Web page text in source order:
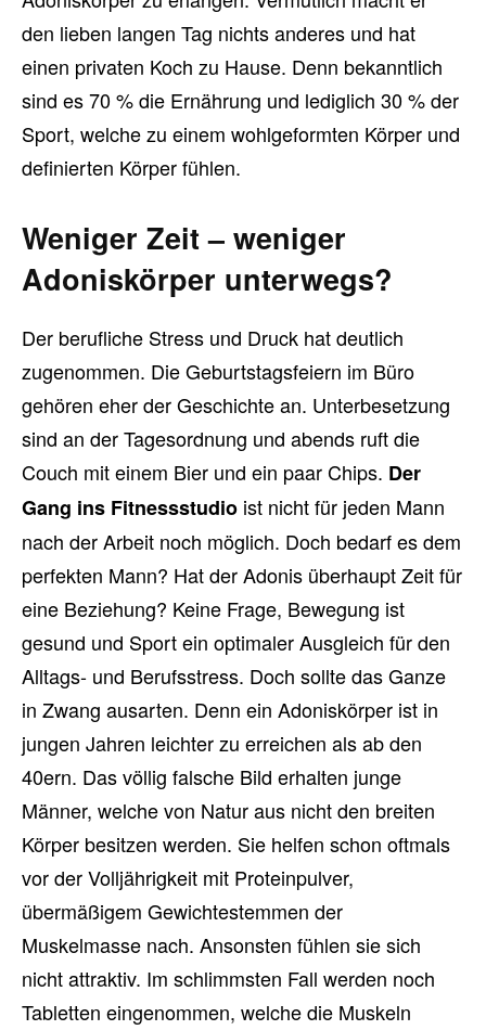
den lieben langen Tag nichts anderes und hat
einen privaten Koch zu Hause. Denn bekanntlich
sind es 70 % die Ernährung und lediglich 30 % der
Sport, welche zu einem wohlgeformten Körper und
definierten Körper fühlen.
Weniger Zeit – weniger
Adoniskörper unterwegs?
Der berufliche Stress und Druck hat deutlich
zugenommen. Die Geburtstagsfeiern im Büro
gehören eher der Geschichte an. Unterbesetzung
sind an der Tagesordnung und abends ruft die
Couch mit einem Bier und ein paar Chips. Der
Gang ins Fitnessstudio ist nicht für jeden Mann
nach der Arbeit noch möglich. Doch bedarf es dem
perfekten Mann? Hat der Adonis überhaupt Zeit für
eine Beziehung? Keine Frage, Bewegung ist
gesund und Sport ein optimaler Ausgleich für den
Alltags- und Berufsstress. Doch sollte das Ganze
in Zwang ausarten. Denn ein Adoniskörper ist in
jungen Jahren leichter zu erreichen als ab den
40ern. Das völlig falsche Bild erhalten junge
Männer, welche von Natur aus nicht den breiten
Körper besitzen werden. Sie helfen schon oftmals
vor der Volljährigkeit mit Proteinpulver,
übermäßigem Gewichtestemmen der
Muskelmasse nach. Ansonsten fühlen sie sich
nicht attraktiv. Im schlimmsten Fall werden noch
Tabletten eingenommen, welche die Muskeln